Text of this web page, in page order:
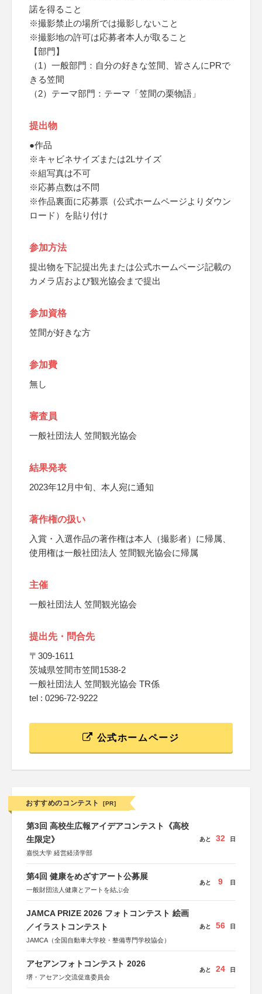
諾を得ること
※撮影禁止の場所では撮影しないこと
※撮影地の許可は応募者本人が取ること
【部門】
（1）一般部門：自分の好きな笠間、皆さんにPRで
きる笠間
（2）テーマ部門：テーマ「笠間の栗物語」
提出物
●作品
※キャビネサイズまたは2Lサイズ
※組写真は不可
※応募点数は不問
※作品裏面に応募票（公式ホームページよりダウン
ロード）を貼り付け
参加方法
提出物を下記提出先または公式ホームページ記載の
カメラ店および観光協会まで提出
参加資格
笠間が好きな方
参加費
無し
審査員
一般社団法人 笠間観光協会
結果発表
2023年12月中旬、本人宛に通知
著作権の扱い
入賞・入選作品の著作権は本人（撮影者）に帰属、
使用権は一般社団法人 笠間観光協会に帰属
主催
一般社団法人 笠間観光協会
提出先・問合先
〒309-1611
茨城県笠間市笠間1538-2
一般社団法人 笠間観光協会 TR係
tel : 0296-72-9222
公式ホームページ
おすすめのコンテスト [PR]
第3回 高校生広報アイデアコンテスト《高校
生限定》
嘉悦大学 経営経済学部
あと 32 日
第4回 健康をめざすアート公募展
一般財団法人健康とアートを結ぶ会
あと 9 日
JAMCA PRIZE 2026 フォトコンテスト 絵画
／イラストコンテスト
JAMCA（全国自動車大学校・整備専門学校協会）
あと 56 日
アセアンフォトコンテスト 2026
堺・アセアン交流促進委員会
あと 24 日